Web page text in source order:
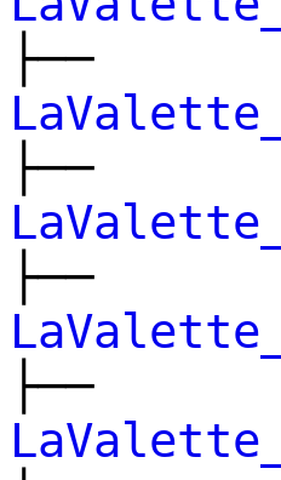
├──
├──
├──
├──